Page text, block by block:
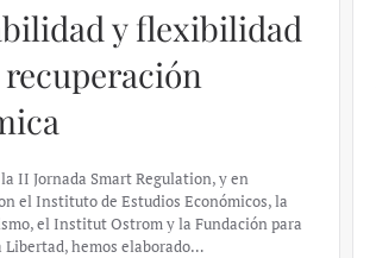
y flexibilidad
II Jornada Smart Regulation, y en
el Instituto de Estudios Económicos, la
el Institut Ostrom y la Fundación para
Libertad, hemos elaborado…